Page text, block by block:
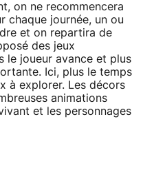
on ne recommencera
chaque journée, un ou
et on repartira de
des jeux
le joueur avance et plus
Ici, plus le temps
à explorer. Les décors
animations
et les personnages